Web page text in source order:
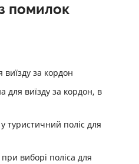
помилок
виїзду за кордон
для виїзду за кордон, в
туристичний поліс для
виборі поліса для